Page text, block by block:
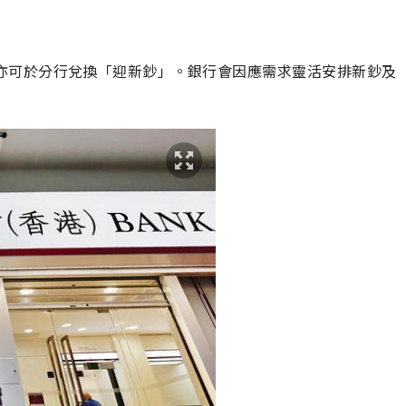
可於分行兌換「迎新鈔」。銀行會因應需求靈活安排新鈔及